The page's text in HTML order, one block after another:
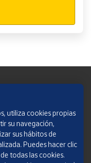
utiliza cookies propias
su navegación,
sus hábitos de
Puedes hacer clic
todas las cookies.